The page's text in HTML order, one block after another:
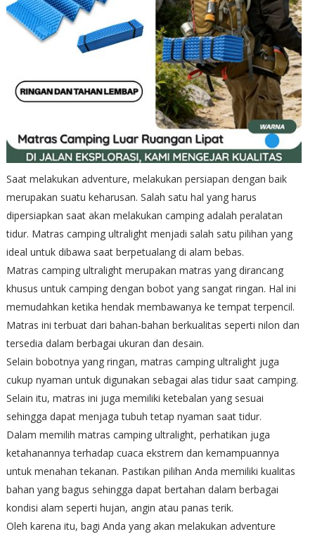
Saat melakukan adventure, melakukan persiapan dengan baik
merupakan suatu keharusan. Salah satu hal yang harus
dipersiapkan saat akan melakukan camping adalah peralatan
tidur. Matras camping ultralight menjadi salah satu pilihan yang
ideal untuk dibawa saat berpetualang di alam bebas.
Matras camping ultralight merupakan matras yang dirancang
khusus untuk camping dengan bobot yang sangat ringan. Hal ini
memudahkan ketika hendak membawanya ke tempat terpencil.
Matras ini terbuat dari bahan-bahan berkualitas seperti nilon dan
tersedia dalam berbagai ukuran dan desain.
Selain bobotnya yang ringan, matras camping ultralight juga
cukup nyaman untuk digunakan sebagai alas tidur saat camping.
Selain itu, matras ini juga memiliki ketebalan yang sesuai
sehingga dapat menjaga tubuh tetap nyaman saat tidur.
Dalam memilih matras camping ultralight, perhatikan juga
ketahanannya terhadap cuaca ekstrem dan kemampuannya
untuk menahan tekanan. Pastikan pilihan Anda memiliki kualitas
bahan yang bagus sehingga dapat bertahan dalam berbagai
kondisi alam seperti hujan, angin atau panas terik.
Oleh karena itu, bagi Anda yang akan melakukan adventure